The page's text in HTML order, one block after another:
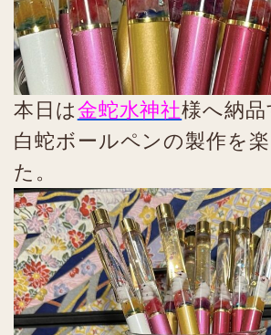
本日は金蛇水神社様へ納品
白蛇ボールペンの製作を
た。